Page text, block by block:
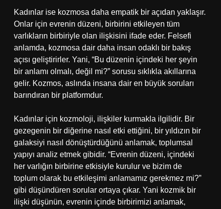
Kadınlar ise kozmosa daha empatik bir açıdan yaklaşır.
Onlar için evrenin düzeni, birbirini etkileyen tüm
varlıkların birbiriyle olan ilişkisini ifade eder. Felsefi
anlamda, kozmosa dair daha insan odaklı bir bakış
açısı geliştirirler. Yani, “Bu düzenin içindeki her şeyin
bir anlamı olmalı, değil mi?” sorusu sıklıkla akıllarına
gelir. Kozmos, aslında insana dair en büyük soruları
barındıran bir platformdur.
Kadınlar için kozmoloji, ilişkiler kurmakla ilgilidir. Bir
gezegenin bir diğerine nasıl etki ettiğini, bir yıldızın bir
galaksiyi nasıl dönüştürdüğünü anlamak, toplumsal
yapıyı analiz etmek gibidir. “Evrenin düzeni, içindeki
her varlığın birbirine etkisiyle kurulur ve bizim de
toplum olarak bu etkileşimi anlamamız gerekmez mi?”
gibi düşündüren sorular ortaya çıkar. Yani kozmik bir
ilişki düşünün, evrenin içinde birbirimizi anlamak,